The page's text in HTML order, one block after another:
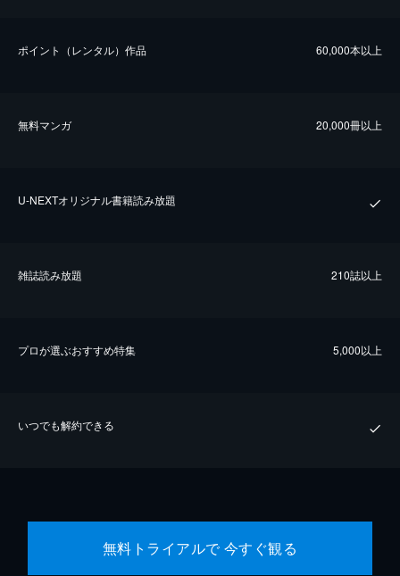
ポイント（レンタル）作品 60,000本以上
無料マンガ 20,000冊以上
U-NEXTオリジナル書籍読み放題
雑誌読み放題 210誌以上
プロが選ぶおすすめ特集 5,000以上
いつでも解約できる
無料トライアルで 今すぐ観る